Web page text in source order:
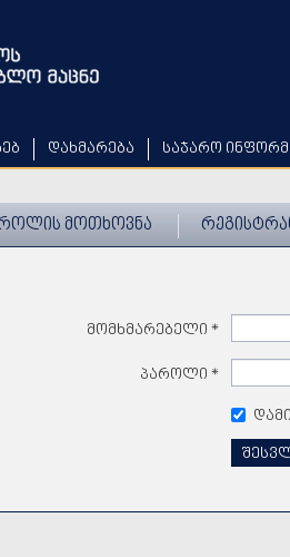
დახმარება საჯარო
მოთხოვნა
მომხმარებელი *
პაროლი *